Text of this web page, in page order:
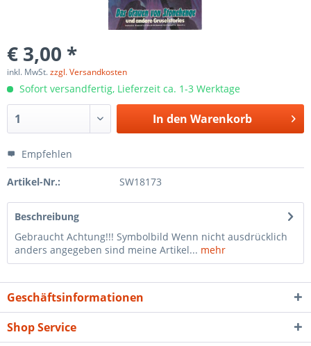
€ 3,00 *
inkl. MwSt.zzgl. Versandkosten
Sofort versandfertig, Lieferzeit ca. 1-3 Werktage
In den Warenkorb
Empfehlen
Artikel-Nr.: SW18173
Beschreibung
Gebraucht Achtung!!! Symbolbild Wenn nicht ausdrücklich
anders angegeben sind meine Artikel... mehr
Geschäftsinformationen
Shop Service